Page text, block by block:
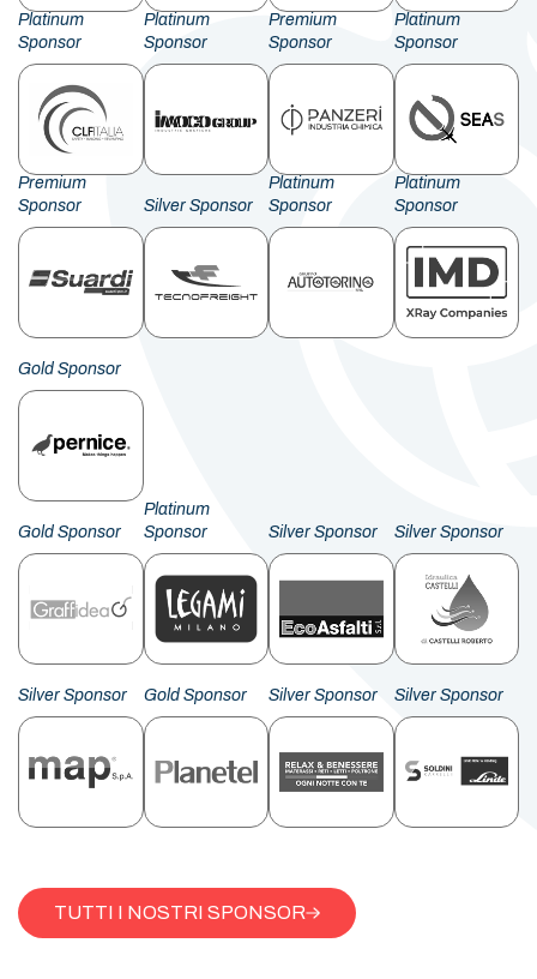
Platinum
Sponsor
Platinum
Sponsor
Premium
Sponsor
Platinum
Sponsor
Premium
Sponsor
Silver Sponsor
Platinum
Sponsor
Platinum
Sponsor
Gold Sponsor
Gold Sponsor
Platinum
Sponsor
Silver Sponsor Silver Sponsor
Silver Sponsor Gold Sponsor Silver Sponsor Silver Sponsor
TUTTI I NOSTRI SPONSOR